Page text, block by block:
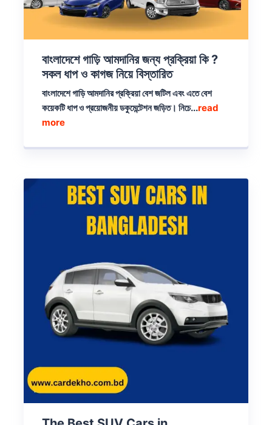
বাংলাদেশে গাড়ি আমদানির জন্য প্রক্রিয়া কি ?
সকল ধাপ ও কাগজ নিয়ে বিস্তারিত
বাংলাদেশে গাড়ি আমদানির প্রক্রিয়া বেশ জটিল এবং এতে বেশ
কয়েকটি ধাপ ও প্রয়োজনীয় ডকুমেন্টেশন জড়িত। নিচে...read
more